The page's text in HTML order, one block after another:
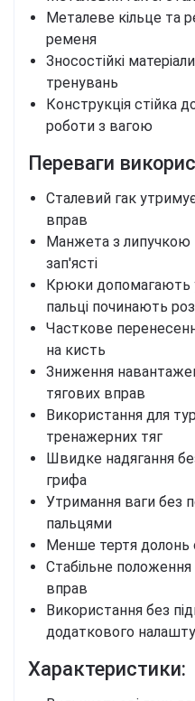
Металеве кільце та
ременя
Зносостійкі
тренувань
Конструкція стійка
роботи з вагою
Переваги
Сталевий гак
вправ
Манжета з липучкою
зап'ясті
Крюки допомагають
пальці починають
Часткове
на кисть
Зниження
тягових вправ
Використання для
тренажерних тяг
Швидке надягання
грифа
Утримання ваги без
пальцями
Менше тертя долонь
Стабільне положення
вправ
Використання без
додаткового
Характеристики: